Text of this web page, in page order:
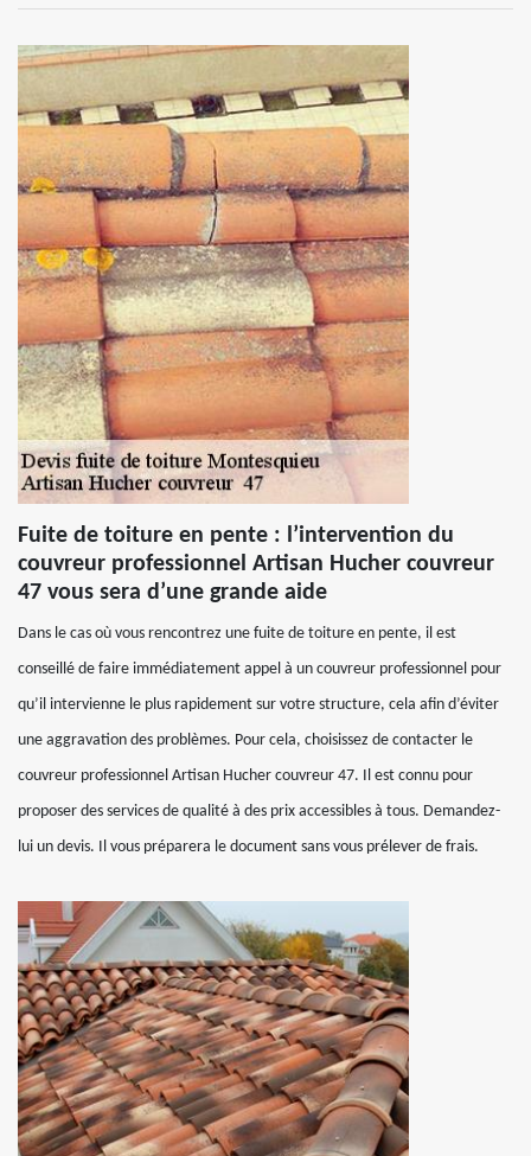
Fuite de toiture en pente : l’intervention du
couvreur professionnel Artisan Hucher couvreur
47 vous sera d’une grande aide
Dans le cas où vous rencontrez une fuite de toiture en pente, il est
conseillé de faire immédiatement appel à un couvreur professionnel pour
qu’il intervienne le plus rapidement sur votre structure, cela afin d’éviter
une aggravation des problèmes. Pour cela, choisissez de contacter le
couvreur professionnel Artisan Hucher couvreur 47. Il est connu pour
proposer des services de qualité à des prix accessibles à tous. Demandez-
lui un devis. Il vous préparera le document sans vous prélever de frais.